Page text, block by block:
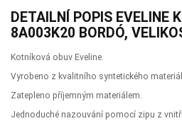
DETAILNÍ POPIS EVELINE
8A003K20 BORDÓ,
Kotníková obuv Eveline.
Vyrobeno z kvalitního syntetického
Zatepleno příjemným materiálem.
Jednoduché nazouvání pomocí zipu z